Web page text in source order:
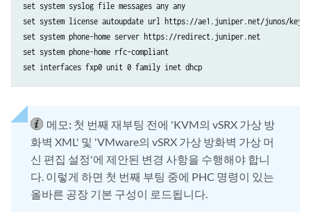
set system syslog file messages any any
set system license autoupdate url https://ae1.juniper.net/junos/
set system phone-home server https://redirect.juniper.net
set system phone-home rfc-compliant
메모: 첫 번째 재부팅 전에 'KVM의 vSRX 가상 방
화벽 XML' 및 'VMware의 vSRX 가상 방화벽 가상 머
신 편집 설정'에 제안된 변경 사항을 수행해야 합니
다. 이렇게 하면 첫 번째 부팅 중에 PHC 명령이 있는
올바른 공장 기본 구성이 로드됩니다.